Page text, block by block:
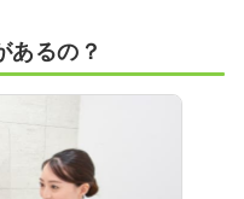
あるの？